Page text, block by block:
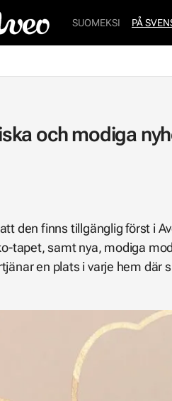
SUOMEKSI PÅ
och modiga
den finns tillgänglig först i
tapet, samt nya, modiga
en plats i varje hem där